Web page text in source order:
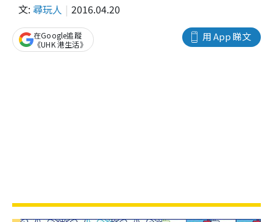
文: 尋玩人 2016.04.20
用 App 睇文
在Google追蹤
《UHK 港生活》